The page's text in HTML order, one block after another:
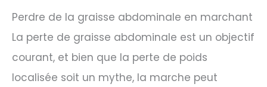
Perdre de la graisse abdominale en marchant
La perte de graisse abdominale est un objectif
courant, et bien que la perte de poids
localisée soit un mythe, la marche peut